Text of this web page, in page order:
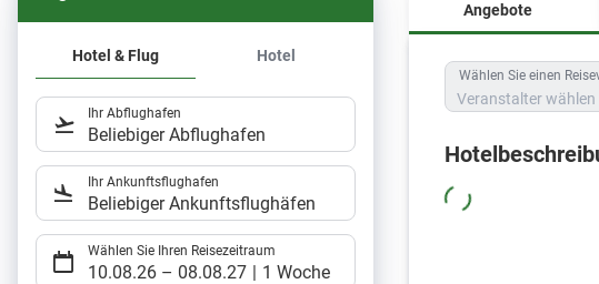
Hotel & Flug Hotel
Ihr Abflughafen
Beliebiger Abflughafen
Ihr Ankunftsflughafen
Beliebiger Ankunftsflughäfen
Wählen Sie Ihren Reisezeitraum
10.08.26 – 08.08.27 1 Woche
Angebote
Wählen Sie einen
Veranstalter wählen